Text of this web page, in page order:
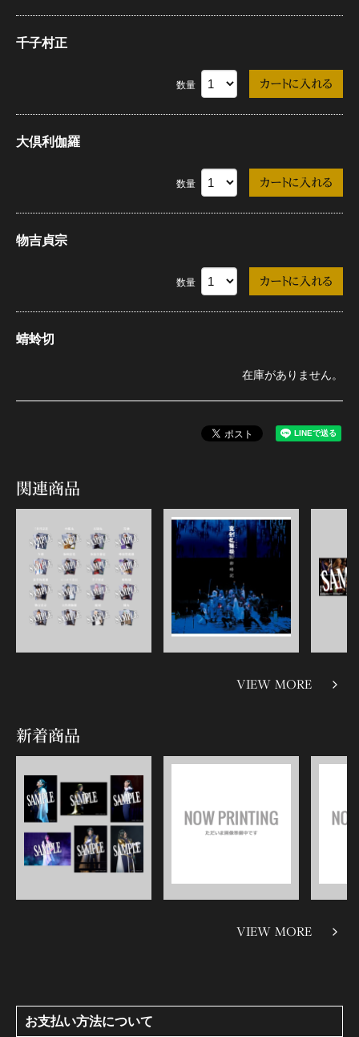
千子村正
数量
大倶利伽羅
数量
物吉貞宗
数量
蜻蛉切
在庫がありません。
関連商品
VIEW MORE
新着商品
VIEW MORE
お支払い方法について